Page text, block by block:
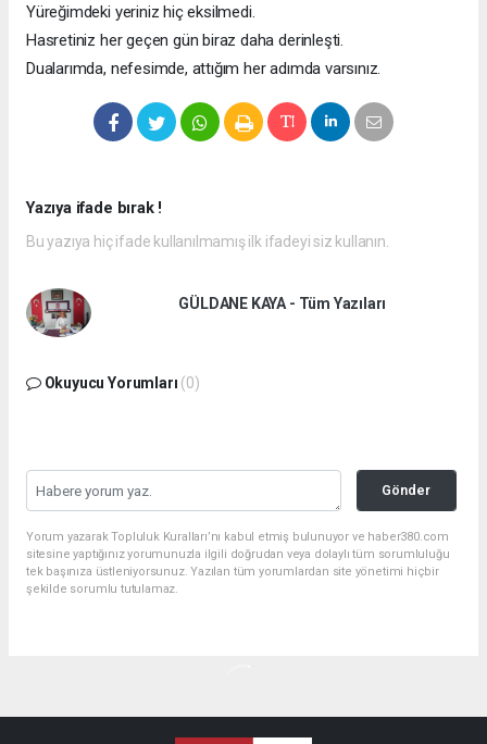
Yüreğimdeki yeriniz hiç eksilmedi.
Hasretiniz her geçen gün biraz daha derinleşti.
Dualarımda, nefesimde, attığım her adımda varsınız.
Yazıya ifade bırak !
Bu yazıya hiç ifade kullanılmamış ilk ifadeyi siz kullanın.
GÜLDANE KAYA - Tüm Yazıları
Okuyucu Yorumları (0)
Gönder
Yorum yazarak Topluluk Kuralları’nı kabul etmiş bulunuyor ve haber380.com
sitesine yaptığınız yorumunuzla ilgili doğrudan veya dolaylı tüm sorumluluğu
tek başınıza üstleniyorsunuz. Yazılan tüm yorumlardan site yönetimi hiçbir
şekilde sorumlu tutulamaz.